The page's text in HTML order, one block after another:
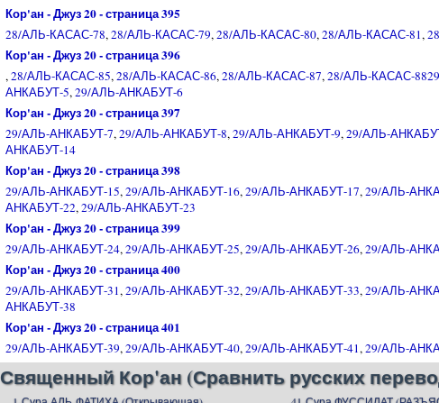
Кор'ан - Джуз 20 - страница 395
28/АЛЬ-КАСАС-78,28/АЛЬ-КАСАС-79,28/АЛЬ-КАСАС-80,28/АЛЬ-КАСАС-81,
Кор'ан - Джуз 20 - страница 396
,28/АЛЬ-КАСАС-85,28/АЛЬ-КАСАС-86,28/АЛЬ-КАСАС-87,28/АЛЬ-КАСАС-88
АНКАБУТ-5,29/АЛЬ-АНКАБУТ-6
Кор'ан - Джуз 20 - страница 397
29/АЛЬ-АНКАБУТ-7,29/АЛЬ-АНКАБУТ-8,29/АЛЬ-АНКАБУТ-9,29/АЛЬ-
АНКАБУТ-14
Кор'ан - Джуз 20 - страница 398
29/АЛЬ-АНКАБУТ-15,29/АЛЬ-АНКАБУТ-16,29/АЛЬ-АНКАБУТ-17,29/АЛЬ-
АНКАБУТ-22,29/АЛЬ-АНКАБУТ-23
Кор'ан - Джуз 20 - страница 399
29/АЛЬ-АНКАБУТ-24,29/АЛЬ-АНКАБУТ-25,29/АЛЬ-АНКАБУТ-26,29/АЛЬ-
Кор'ан - Джуз 20 - страница 400
29/АЛЬ-АНКАБУТ-31,29/АЛЬ-АНКАБУТ-32,29/АЛЬ-АНКАБУТ-33,29/АЛЬ-
АНКАБУТ-38
Кор'ан - Джуз 20 - страница 401
29/АЛЬ-АНКАБУТ-39,29/АЛЬ-АНКАБУТ-40,29/АЛЬ-АНКАБУТ-41,29/АЛЬ-
Священный Кор'ан (Сравнить русских